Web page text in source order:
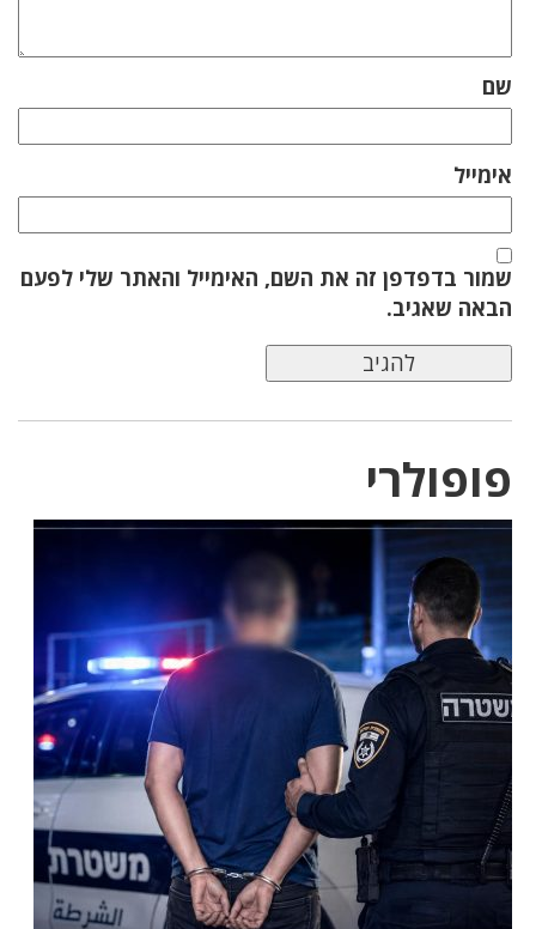
שם
אימייל
שמור בדפדפן זה את השם, האימייל והאתר שלי לפעם
הבאה שאגיב.
פופולרי